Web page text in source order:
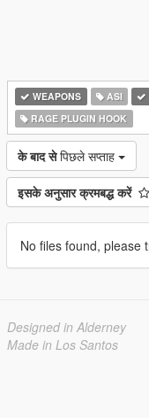
WEAPONS ASI
RAGE PLUGIN HOOK
के बाद से पिछले सप्ताह
इसके अनुसार क्रमबद्ध करें
No files found, please
Designed in Alderney
Made in Los Santos